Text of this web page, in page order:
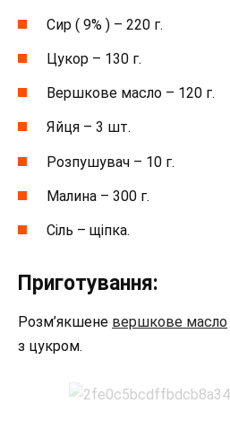
Сир ( 9% ) – 220 г.
Цукор – 130 г.
Вершкове масло – 120 г.
Яйця – 3 шт.
Розпушувач – 10 г.
Малина – 300 г.
Сіль – щіпка.
Приготування:
Розм’якшене вершкове масло
з цукром.